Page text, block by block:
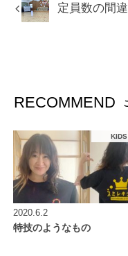
定員数の間
RECOMMEND
KIDS
2020.6.2
特技のようなもの